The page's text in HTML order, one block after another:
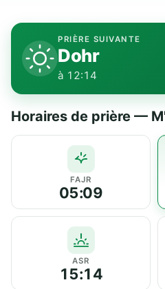
PRIÈRE SUIVANTE
Dohr
à 12:14
Horaires de prière —
FAJR
05:09
ASR
15:14